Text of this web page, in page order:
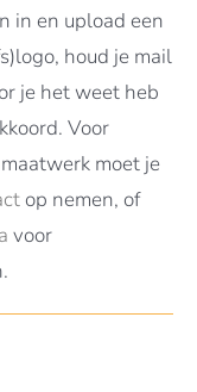
in en upload een
houd je mail
je het weet heb
Voor
moet je
op nemen, of
voor